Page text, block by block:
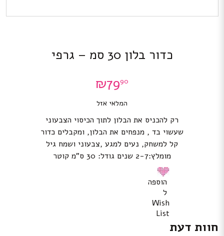
כדור בלון 30 סמ – גרפי
₪7990
המלאי אזל
רק להכניס את הבלון לתוך הכיסוי הצבעוני
שעשוי בד , מנפחים את הבלון, ומקבלים כדור
קל למשחק, נעים למגע ,צבעוני ושמח גיל
מומלץ:2-7 שנים גודל: 30 ס”מ קוטר
הוספה
ל
Wish
List
חוות דעת